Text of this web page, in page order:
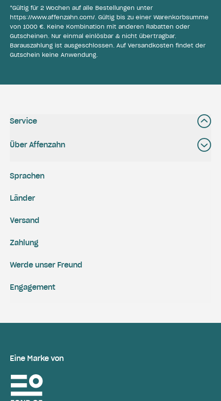
*Gültig für 2 Wochen auf alle Bestellungen unter
https://www.affenzahn.com/. Gültig bis zu einer Warenkorbsumme
von 1000 €. Keine Kombination mit anderen Rabatten oder
Gutscheinen. Nur einmal einlösbar & nicht übertragbar.
Barauszahlung ist ausgeschlossen. Auf Versandkosten findet der
Gutschein keine Anwendung.
Service
Über Affenzahn
Versand
Zahlung
Engagement
Werde unser Freund
Sprachen
Länder
Eine Marke von